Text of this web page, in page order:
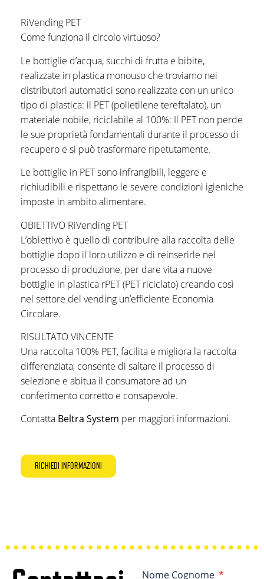
RiVending PET
Come funziona il circolo virtuoso?
Le bottiglie d’acqua, succhi di frutta e bibite,
realizzate in plastica monouso che troviamo nei
distributori automatici sono realizzate con un unico
tipo di plastica: il PET (polietilene tereftalato), un
materiale nobile, riciclabile al 100%: Il PET non perde
le sue proprietà fondamentali durante il processo di
recupero e si può trasformare ripetutamente.
Le bottiglie in PET sono infrangibili, leggere e
richiudibili e rispettano le severe condizioni igieniche
imposte in ambito alimentare.
OBIETTIVO RiVending PET
L’obiettivo è quello di contribuire alla raccolta delle
bottiglie dopo il loro utilizzo e di reinserirle nel
processo di produzione, per dare vita a nuove
bottiglie in plastica rPET (PET riciclato) creando così
nel settore del vending un’efficiente Economia
Circolare.
RISULTATO VINCENTE
Una raccolta 100% PET, facilita e migliora la raccolta
differenziata, consente di saltare il processo di
selezione e abitua il consumatore ad un
conferimento corretto e consapevole.
Contatta Beltra System per maggiori informazioni.
RICHIEDI INFORMAZIONI
Nome Cognome